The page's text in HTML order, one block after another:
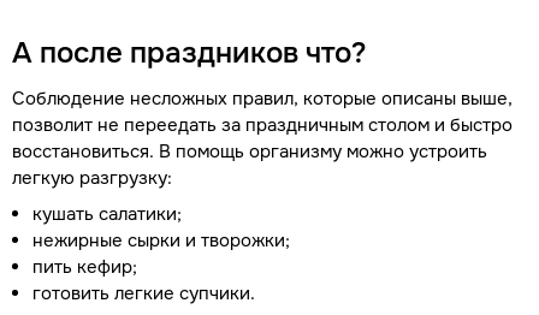
А после праздников что?
Соблюдение несложных правил, которые описаны выше,
позволит не переедать за праздничным столом и быстро
восстановиться. В помощь организму можно устроить
легкую разгрузку:
кушать салатики;
нежирные сырки и творожки;
пить кефир;
готовить легкие супчики.